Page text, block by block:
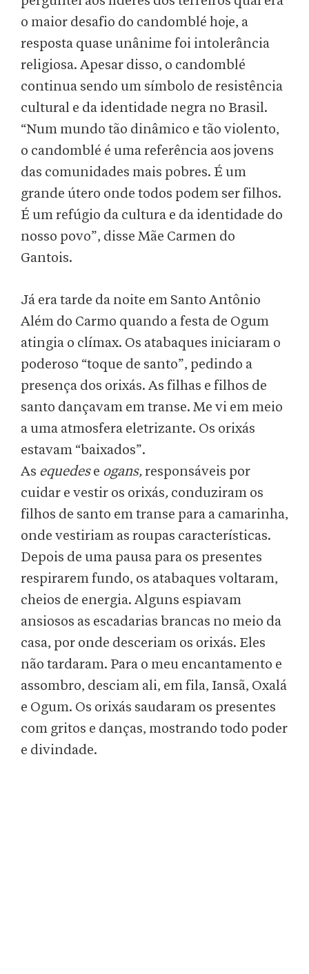
o maior desafio do candomblé hoje, a
resposta quase unânime foi intolerância
religiosa. Apesar disso, o candomblé
continua sendo um símbolo de resistência
cultural e da identidade negra no Brasil.
“Num mundo tão dinâmico e tão violento,
o candomblé é uma referência aos jovens
das comunidades mais pobres. É um
grande útero onde todos podem ser filhos.
É um refúgio da cultura e da identidade do
nosso povo”, disse Mãe Carmen do
Gantois.
Já era tarde da noite em Santo Antônio
Além do Carmo quando a festa de Ogum
atingia o clímax. Os atabaques iniciaram o
poderoso “toque de santo”, pedindo a
presença dos orixás. As filhas e filhos de
santo dançavam em transe. Me vi em meio
a uma atmosfera eletrizante. Os orixás
estavam “baixados”.
As equedese ogans,responsáveis por
cuidar e vestir os orixás, conduziram os
filhos de santo em transe para a camarinha,
onde vestiriam as roupas características.
Depois de uma pausa para os presentes
respirarem fundo, os atabaques voltaram,
cheios de energia. Alguns espiavam
ansiosos as escadarias brancas no meio da
casa, por onde desceriam os orixás. Eles
não tardaram. Para o meu encantamento e
assombro, desciam ali, em fila, Iansã, Oxalá
e Ogum. Os orixás saudaram os presentes
com gritos e danças, mostrando todo poder
e divindade.